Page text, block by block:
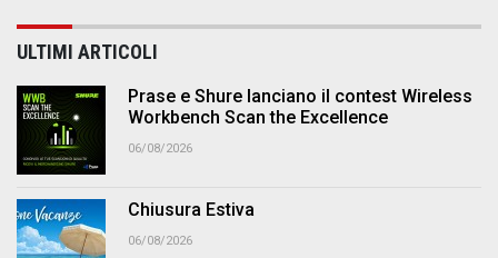
ULTIMI ARTICOLI
Prase e Shure lanciano il contest Wireless
Workbench Scan the Excellence
06/08/2026
Chiusura Estiva
06/08/2026